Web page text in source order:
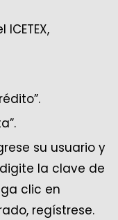
su usuario y
la clave de
clic en
regístrese.